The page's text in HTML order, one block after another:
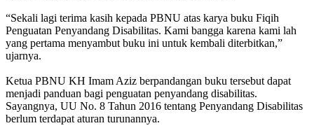
“Sekali lagi terima kasih kepada PBNU atas karya buku Fiqih
Penguatan Penyandang Disabilitas. Kami bangga karena kami lah
yang pertama menyambut buku ini untuk kembali diterbitkan,”
ujarnya.
Ketua PBNU KH Imam Aziz berpandangan buku tersebut dapat
menjadi panduan bagi penguatan penyandang disabilitas.
Sayangnya, UU No. 8 Tahun 2016 tentang Penyandang Disabilitas
berlum terdapat aturan turunannya.